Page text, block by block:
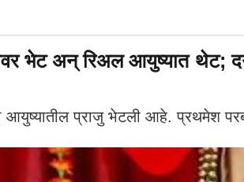
अन् रिअल आयुष्यात थेट;
प्राजु भेटली आहे. प्रथमेश